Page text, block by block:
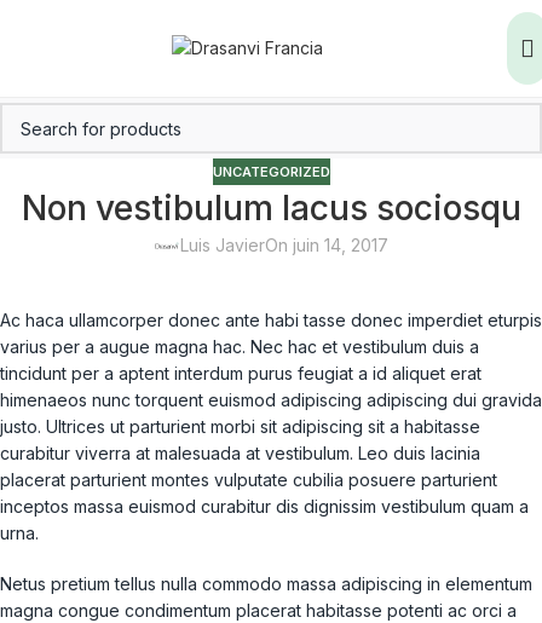
UNCATEGORIZED
Non vestibulum lacus sociosqu
Luis JavierOn juin 14, 2017
Ac haca ullamcorper donec ante habi tasse donec imperdiet eturpis
varius per a augue magna hac. Nec hac et vestibulum duis a
tincidunt per a aptent interdum purus feugiat a id aliquet erat
himenaeos nunc torquent euismod adipiscing adipiscing dui gravida
justo. Ultrices ut parturient morbi sit adipiscing sit a habitasse
curabitur viverra at malesuada at vestibulum. Leo duis lacinia
placerat parturient montes vulputate cubilia posuere parturient
inceptos massa euismod curabitur dis dignissim vestibulum quam a
urna.
Netus pretium tellus nulla commodo massa adipiscing in elementum
magna congue condimentum placerat habitasse potenti ac orci a